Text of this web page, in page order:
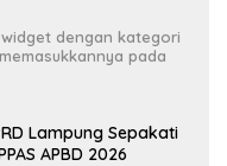
dengan kategori
pada
Lampung Sepakati
APBD 2026